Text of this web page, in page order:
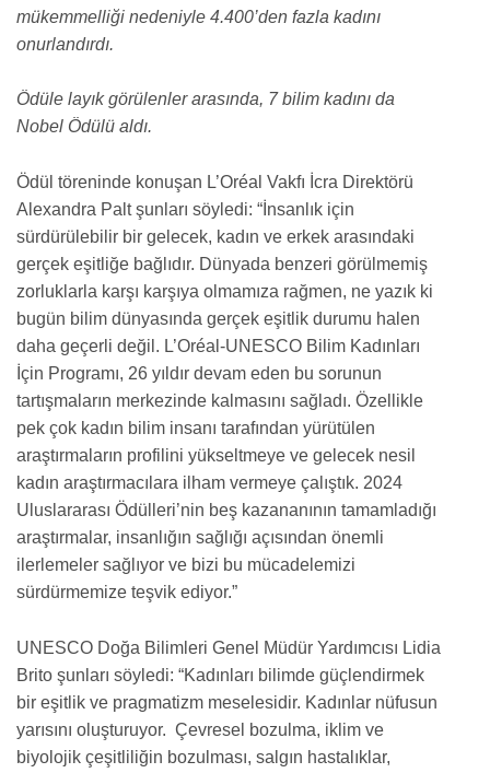
mükemmelliği nedeniyle 4.400’den fazla kadını
onurlandırdı.
Ödüle layık görülenler arasında, 7 bilim kadını da
Nobel Ödülü aldı.
Ödül töreninde konuşan L’Oréal Vakfı İcra Direktörü
Alexandra Palt şunları söyledi: “İnsanlık için
sürdürülebilir bir gelecek, kadın ve erkek arasındaki
gerçek eşitliğe bağlıdır. Dünyada benzeri görülmemiş
zorluklarla karşı karşıya olmamıza rağmen, ne yazık ki
bugün bilim dünyasında gerçek eşitlik durumu halen
daha geçerli değil. L’Oréal-UNESCO Bilim Kadınları
İçin Programı, 26 yıldır devam eden bu sorunun
tartışmaların merkezinde kalmasını sağladı. Özellikle
pek çok kadın bilim insanı tarafından yürütülen
araştırmaların profilini yükseltmeye ve gelecek nesil
kadın araştırmacılara ilham vermeye çalıştık. 2024
Uluslararası Ödülleri’nin beş kazananının tamamladığı
araştırmalar, insanlığın sağlığı açısından önemli
ilerlemeler sağlıyor ve bizi bu mücadelemizi
sürdürmemize teşvik ediyor.”
UNESCO Doğa Bilimleri Genel Müdür Yardımcısı Lidia
Brito şunları söyledi: “Kadınları bilimde güçlendirmek
bir eşitlik ve pragmatizm meselesidir. Kadınlar nüfusun
yarısını oluşturuyor. Çevresel bozulma, iklim ve
biyolojik çeşitliliğin bozulması, salgın hastalıklar,